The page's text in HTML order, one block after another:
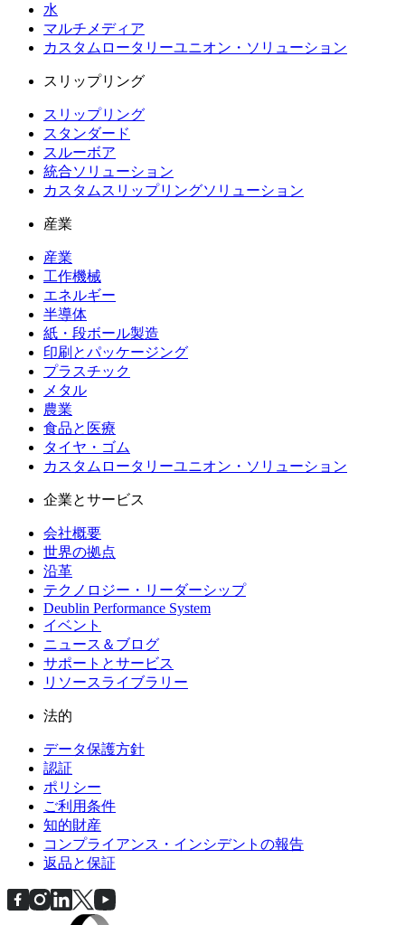
水
マルチメディア
カスタムロータリーユニオン・ソリューション
スリップリング
スリップリング
スタンダード
スルーボア
統合ソリューション
カスタムスリップリングソリューション
産業
産業
工作機械
エネルギー
半導体
紙・段ボール製造
印刷とパッケージング
プラスチック
メタル
農業
食品と医療
タイヤ・ゴム
カスタムロータリーユニオン・ソリューション
企業とサービス
会社概要
世界の拠点
沿革
テクノロジー・リーダーシップ
Deublin Performance System
イベント
ニュース＆ブログ
サポートとサービス
リソースライブラリー
法的
データ保護方針
認証
ポリシー
ご利用条件
知的財産
コンプライアンス・インシデントの報告
返品と保証